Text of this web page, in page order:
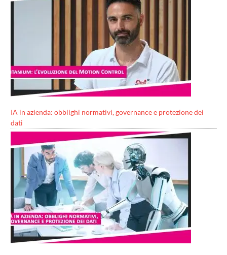
IA in azienda: obblighi normativi, governance e protezione dei
dati